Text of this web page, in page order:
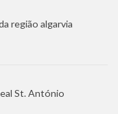
região algarvia
St. António